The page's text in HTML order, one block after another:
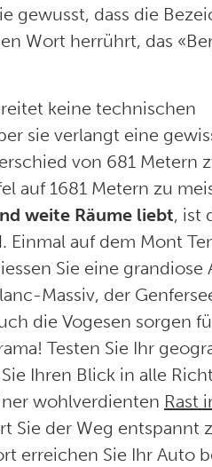
gewusst, dass die
Wort herrührt, das
keine technischen
sie verlangt eine
von 681 Metern
auf 1681 Metern zu
weite Räume liebt, ist
Einmal auf dem Mont
Sie eine grandiose
Massiv, der
die Vogesen sorgen
Testen Sie Ihr
Ihren Blick in alle
wohlverdienten Rast
Sie der Weg entspannt
erreichen Sie Ihr Auto